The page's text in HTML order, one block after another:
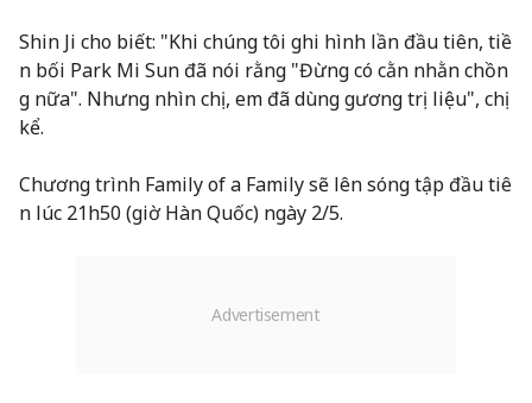
Shin Ji cho biết: "Khi chúng tôi ghi hình lần đầu tiên, tiề
n bối Park Mi Sun đã nói rằng "Đừng có cằn nhằn chồn
g nữa". Nhưng nhìn chị, em đã dùng gương trị liệu", chị
kể.
Chương trình Family of a Family sẽ lên sóng tập đầu tiê
n lúc 21h50 (giờ Hàn Quốc) ngày 2/5.